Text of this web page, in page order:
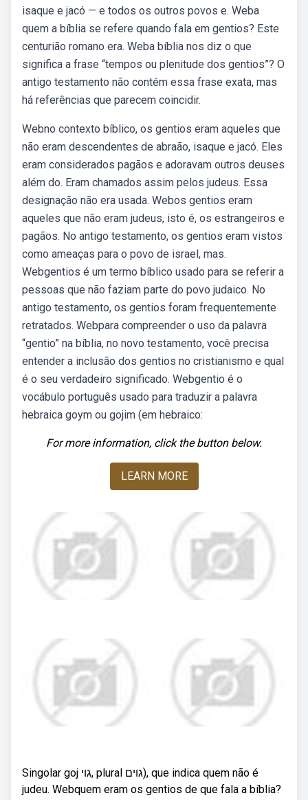
isaque e jacó — e todos os outros povos e. Weba
quem a bíblia se refere quando fala em gentios? Este
centurião romano era. Weba bíblia nos diz o que
significa a frase “tempos ou plenitude dos gentios”? O
antigo testamento não contém essa frase exata, mas
há referências que parecem coincidir.
Webno contexto bíblico, os gentios eram aqueles que
não eram descendentes de abraão, isaque e jacó. Eles
eram considerados pagãos e adoravam outros deuses
além do. Eram chamados assim pelos judeus. Essa
designação não era usada. Webos gentios eram
aqueles que não eram judeus, isto é, os estrangeiros e
pagãos. No antigo testamento, os gentios eram vistos
como ameaças para o povo de israel, mas.
Webgentios é um termo bíblico usado para se referir a
pessoas que não faziam parte do povo judaico. No
antigo testamento, os gentios foram frequentemente
retratados. Webpara compreender o uso da palavra
“gentio” na bíblia, no novo testamento, você precisa
entender a inclusão dos gentios no cristianismo e qual
é o seu verdadeiro significado. Webgentio é o
vocábulo português usado para traduzir a palavra
hebraica goym ou gojim (em hebraico:
For more information, click the button below.
LEARN MORE
Singolar goj גוי, plural גוים), que indica quem não é
judeu. Webquem eram os gentios de que fala a bíblia?